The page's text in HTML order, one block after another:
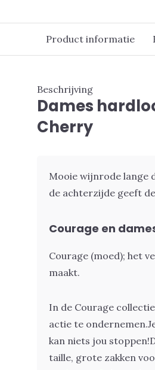
Product informatie
Beschrijving
Dames
Cherry
Mooie wijnrode lange
de achterzijde geeft
Courage en
Courage (moed); het
maakt.
In de Courage
actie te ondernemen.
kan niets jou stoppen!
taille, grote zakken